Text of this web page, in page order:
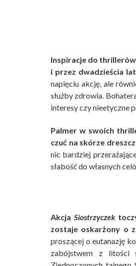
Inspiracje do thrillerów
i przez dwadzieścia
napięciu akcję, ale
służby zdrowia.
interesy czy nieetyczne
Palmer w swoich
czuć na skórze
nic bardziej
słabość do własnych
Akcja Siostrzyczek
zostaje oskarżony o
proszącej o eutanazję
zabójstwem z litości